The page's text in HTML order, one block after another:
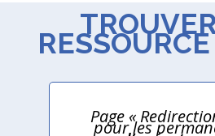
Page «
pour les